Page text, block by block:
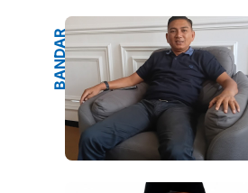
B
A
N
D
A
R
L
A
M
P
U
NG